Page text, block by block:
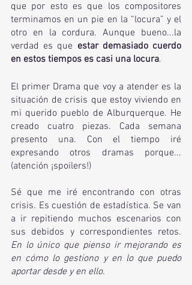
que por esto es que los compositores
terminamos en un pie en la “locura” y el
otro en la cordura. Aunque bueno...la
verdad es que estar demasiado cuerdo
en estos tiempos es casi una locura.
El primer Drama que voy a atender es la
situación de crisis que estoy viviendo en
mi querido pueblo de Alburquerque. He
creado cuatro piezas. Cada semana
presento una. Con el tiempo iré
expresando otros dramas porque...
(atención ¡spoilers!)
Sé que me iré encontrando con otras
crisis. Es cuestión de estadística. Se van
a ir repitiendo muchos escenarios con
En lo único que pienso ir mejorando es
en cómo lo gestiono y en lo que puedo
aportar desde y en ello.